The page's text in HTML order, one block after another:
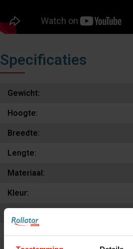
Specificaties
Gewicht:
Hoogte:
Breedte:
Lengte:
Materiaal:
Kleur: